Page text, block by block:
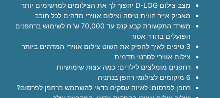
מצב צילום D-LOG יהפוך לך את הצילומים למרשימים יותר
מאביק אייר חווית טיסה וצילום אווירי מדהים לכל חובב
משרד התקשורת קבע קנס עד 70,000 ש"ח לשימוש ברחפנים
הפועלים בתדר אסור
3 טיפים לאיך להפיק את השוט צילום אווירי המדהים ביותר
צילום אווירי לסרטי תדמית
רחפנים מומלצים לילדים: כמה עצות שימושיות
6 מיקומים לצילומי רחפן בנתניה
רחפן לפרסום: לאיזה עסקים כדאי להשתמש ברחפן לפרסום?